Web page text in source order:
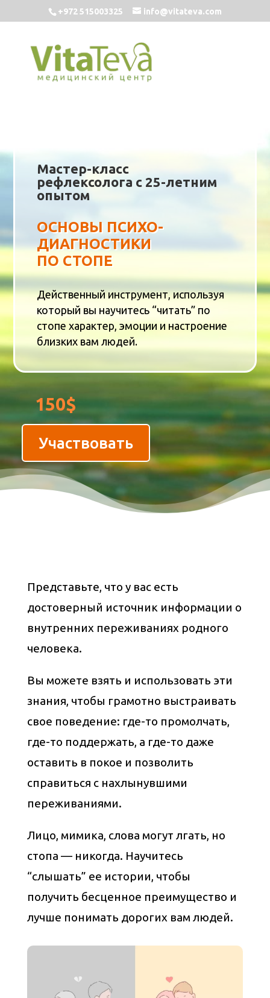
+972 515003325 info@vitateva.com
Мастер-класс
рефлексолога с 25-летним
опытом
ОСНОВЫ ПСИХО-
ДИАГНОСТИКИ
ПО СТОПЕ
Действенный инструмент, используя
который вы научитесь “читать” по
стопе характер, эмоции и настроение
близких вам людей.
150$
Участвовать
Представьте, что у вас есть
достоверный источник информации о
внутренних переживаниях родного
человека.
Вы можете взять и использовать эти
знания, чтобы грамотно выстраивать
свое поведение: где-то промолчать,
где-то поддержать, а где-то даже
оставить в покое и позволить
справиться с нахлынувшими
переживаниями.
Лицо, мимика, слова могут лгать, но
стопа — никогда. Научитесь
“слышать” ее истории, чтобы
получить бесценное преимущество и
лучше понимать дорогих вам людей.